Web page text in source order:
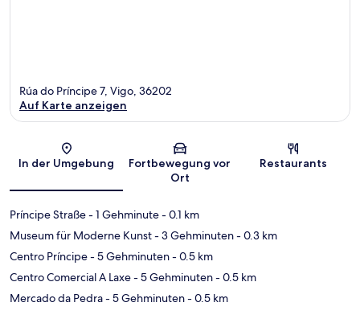
Karte
Rúa do Príncipe 7, Vigo, 36202
Auf Karte anzeigen
In der Umgebung
Fortbewegung vor
Ort
Restaurants
Príncipe Straße- 1 Gehminute- 0.1 km
Museum für Moderne Kunst- 3 Gehminuten- 0.3 km
Centro Príncipe- 5 Gehminuten- 0.5 km
Centro Comercial A Laxe- 5 Gehminuten- 0.5 km
Mercado da Pedra- 5 Gehminuten- 0.5 km